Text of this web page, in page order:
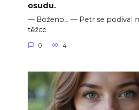
osudu.
— Boženo… — Petr se podíval
těžce
0 4